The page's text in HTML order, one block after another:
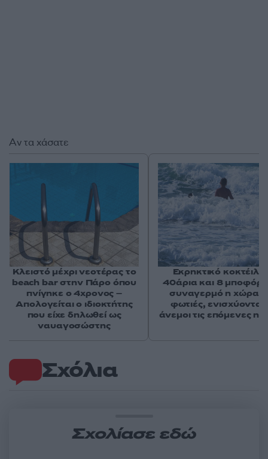
Σχόλια
Σχολίασε εδώ
Αν τα χάσατε
Κλειστό μέχρι νεοτέρας το
beach bar στην Πάρο όπου
πνίγηκε ο 4χρονος –
Απολογείται ο ιδιοκτήτης
που είχε δηλωθεί ως
ναυαγοσώστης
Εκρηκτικό κοκτέιλ
40άρια και 8 μποφόρ
συναγερμό η χώρα
φωτιές, ενισχύονται
άνεμοι τις επόμενες